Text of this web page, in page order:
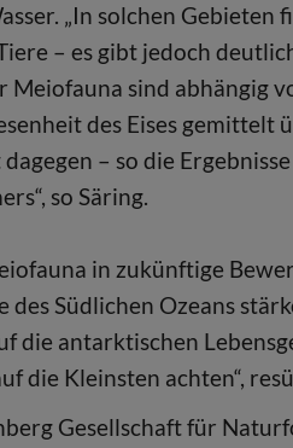
„In solchen Gebieten
– es gibt jedoch
sind abhängig
des Eises gemittelt
– so die
so Säring.
in zukünftige
Südlichen Ozeans
die antarktischen
die Kleinsten achten“,
Gesellschaft für